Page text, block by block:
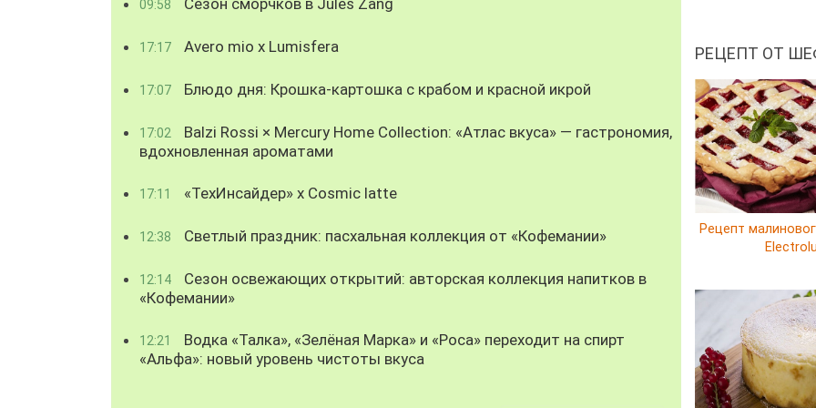
09:58
17:17 Avero mio x Lumisfera
17:07 Блюдо дня: Крошка-картошка с крабом и красной икрой
17:02
Balzi Rossi × Mercury Home Collection: «Атлас вкуса» — гастрономия,
вдохновленная ароматами
17:11 «ТехИнсайдер» х Cosmic latte
12:38 Светлый праздник: пасхальная коллекция от «Кофемании»
12:14
Сезон освежающих открытий: авторская коллекция напитков в
«Кофемании»
12:21
Водка «Талка», «Зелёная Марка» и «Роса» переходит на спирт
«Альфа»: новый уровень чистоты вкуса
РЕЦЕПТ ОТ
Рецепт